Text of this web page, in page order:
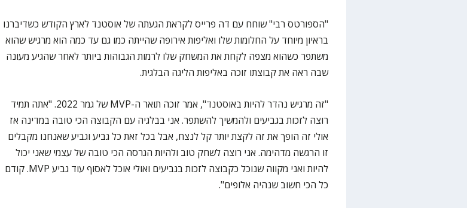
"הספורטס רבי" שוחח עם דה פרייס לקראת הגעתה של אוסטנד לארץ הקודש כשדיברנו
בראיון מיוחד על החלומות שלו ואליפות אירופה שהייתה כמו גם עד כמה הוא מרגיש שהוא
משתפר כשהוא מצפה לקחת את המשחק שלו לרמות הגבוהות ביותר לאחר שהגיע מעונה
שבה ראה את קבוצתו זוכה באליפות הליגה הבלגית.
"זה מרגיש נהדר להיות באוסטנד", אמר זוכה תואר ה-MVP של גמר 2022. "אתה תמיד
רוצה לזכות בגביעים ולהמשיך להשתפר. אני בבלגיה עם הקבוצה הכי טובה במדינה אז
אולי זה הופך את זה לקצת יותר קל לנצח, אבל בכל זאת כל גביע וגביע שאנחנו מקבלים
זו הרגשה מדהימה. אני רוצה לשחק טוב ולהיות הגרסה הכי טובה של עצמי שאני יכול
להיות ואני מקווה שנוכל כקבוצה לזכות בגביעים ואולי אוכל לאסוף עוד גביע MVP. קודם
כל הכי חשוב שנהיה אלופים".